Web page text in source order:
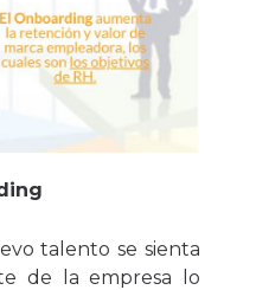
talento se sienta
de la empresa lo